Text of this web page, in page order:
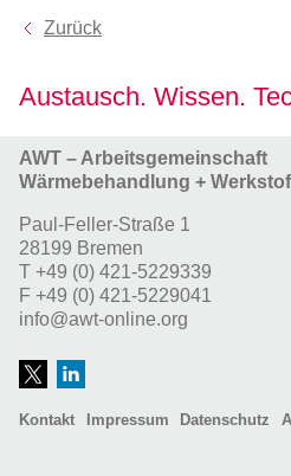
Zurück
Austausch. Wissen.
AWT – Arbeitsgemeinschaft
Wärmebehandlung +
Paul-Feller-Straße 1
28199 Bremen
T +49 (0) 421-5229339
F +49 (0) 421-5229041
info@awt-online.org
Kontakt Impressum Datenschutz